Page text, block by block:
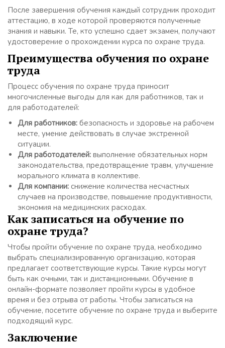
После завершения обучения каждый сотрудник проходит
аттестацию, в ходе которой проверяются полученные
знания и навыки. Те, кто успешно сдает экзамен, получают
удостоверение о прохождении курса по охране труда.
Преимущества обучения по охране
труда
Процесс обучения по охране труда приносит
многочисленные выгоды для как для работников, так и
для работодателей:
Для работников: безопасность и здоровье на рабочем
месте, умение действовать в случае экстренной
ситуации.
Для работодателей: выполнение обязательных норм
законодательства, предотвращение травм, улучшение
морального климата в коллективе.
Для компании: снижение количества несчастных
случаев на производстве, повышение продуктивности,
экономия на медицинских расходах.
Как записаться на обучение по
охране труда?
Чтобы пройти обучение по охране труда, необходимо
выбрать специализированную организацию, которая
предлагает соответствующие курсы. Такие курсы могут
быть как очными, так и дистанционными. Обучение в
онлайн-формате позволяет пройти курсы в удобное
время и без отрыва от работы. Чтобы записаться на
обучение, посетите обучение по охране труда и выберите
подходящий курс.
Заключение